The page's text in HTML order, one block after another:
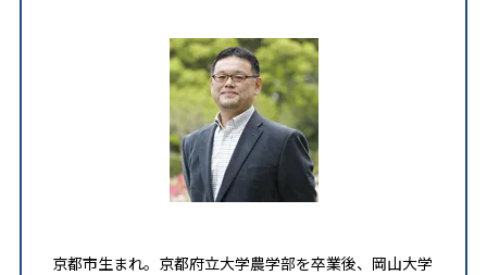
京都市生まれ。京都府立大学農学部を卒業後、岡山大学